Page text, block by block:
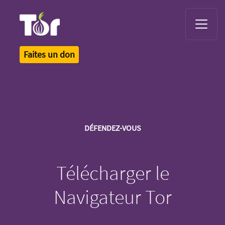
Faites un don
DÉFENDEZ-VOUS
Télécharger le
Navigateur Tor